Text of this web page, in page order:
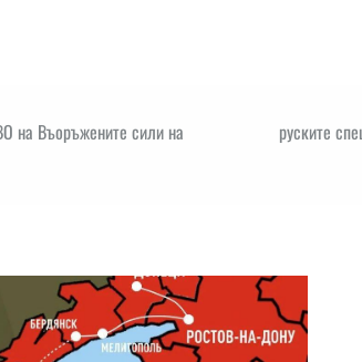
на Въоръжените сили на
руските